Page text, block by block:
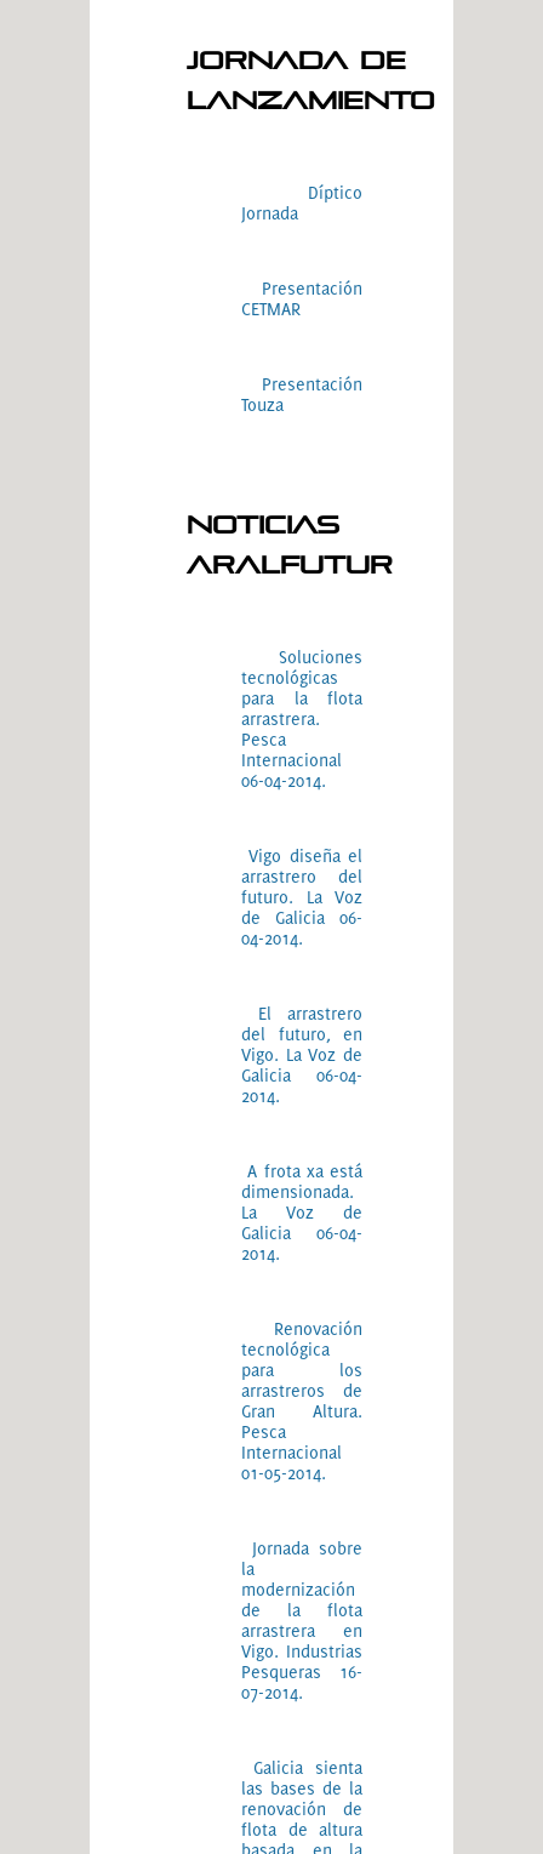
Jornada de
Lanzamiento
Díptico
Jornada
Presentación
CETMAR
Presentación
Touza
Noticias
ARALFUTUR
Soluciones
tecnológicas
para la flota
arrastrera.
Pesca
Internacional
06-04-2014.
Vigo diseña el
arrastrero del
futuro. La Voz
de Galicia 06-
04-2014.
El arrastrero
del futuro, en
Vigo. La Voz de
Galicia 06-04-
2014.
A frota xa está
dimensionada.
La Voz de
Galicia 06-04-
2014.
Renovación
tecnológica
para los
arrastreros de
Gran Altura.
Pesca
Internacional
01-05-2014.
Jornada sobre
la
modernización
de la flota
arrastrera en
Vigo. Industrias
Pesqueras 16-
07-2014.
Galicia sienta
las bases de la
renovación de
flota de altura
basada en la